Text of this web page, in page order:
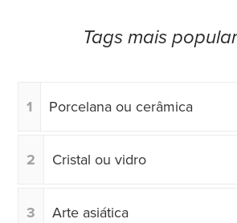
Tags mais
1 Porcelana ou cerâmica
2 Cristal ou vidro
3 Arte asiática